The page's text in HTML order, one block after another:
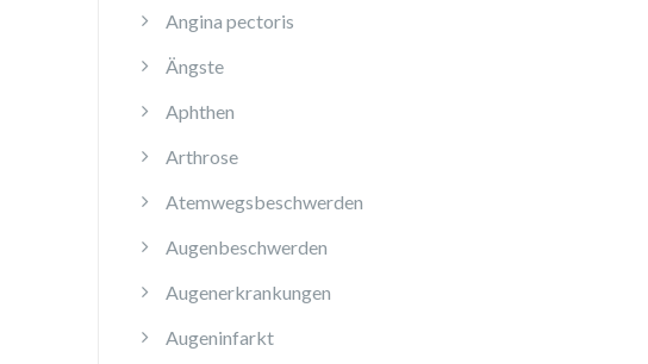
Angina pectoris
Ängste
Aphthen
Arthrose
Atemwegsbeschwerden
Augenbeschwerden
Augenerkrankungen
Augeninfarkt